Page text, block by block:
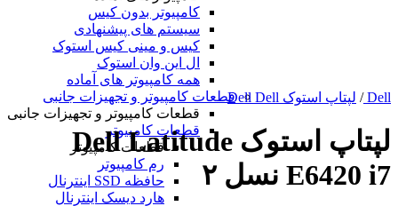
کامپیوتر بدون کیس
سیستم های پیشنهادی
کیس و مینی کیس استوک
ال این وان استوک
همه کامپیوتر های آماده
قطعات کامپیوتر و تجهیزات جانبی
قطعات کامپیوتر و تجهیزات جانبی
قطعات کامپیوتر
قطعات کامپیوتر
رم کامپیوتر
حافظه SSD اینترنال
هارد دیسک اینترنال
Dell
/ لپتاپ استوک Dell Dell
لپتاپ استوک Dell Latitude
E6420 i7 نسل ۲